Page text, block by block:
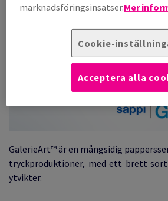
GalerieArt™ är en mångsidig
tryckproduktioner, med ett brett
ytvikter.
marknadsföringsinsatser.Mer
Cookie-
Acceptera alla